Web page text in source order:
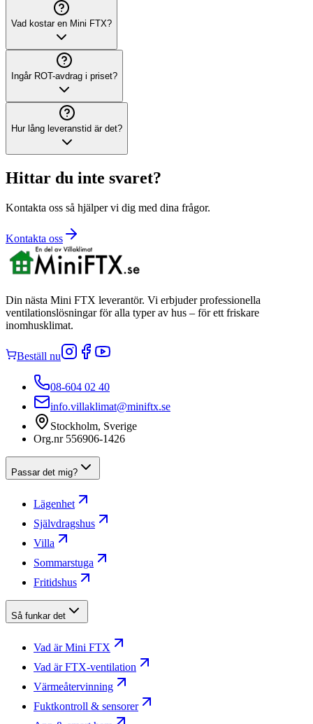
Vad kostar en Mini FTX?
Ingår ROT-avdrag i priset?
Hur lång leveranstid är det?
Hittar du inte svaret?
Kontakta oss så hjälper vi dig med dina frågor.
Kontakta oss
Din nästa Mini FTX leverantör. Vi erbjuder professionella
ventilationslösningar för alla typer av hus – för ett friskare
inomhusklimat.
Beställ nu
08-604 02 40
info.villaklimat@miniftx.se
Stockholm, Sverige
Org.nr 556906-1426
Passar det mig?
Lägenhet
Självdragshus
Villa
Sommarstuga
Fritidshus
Så funkar det
Vad är Mini FTX
Vad är FTX-ventilation
Värmeåtervinning
Fuktkontroll & sensorer